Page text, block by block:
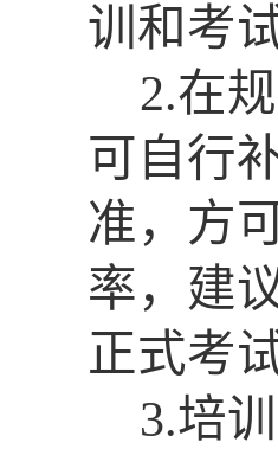
训和考
2.在
可自行
准，方
率，建
正式考试
3.培